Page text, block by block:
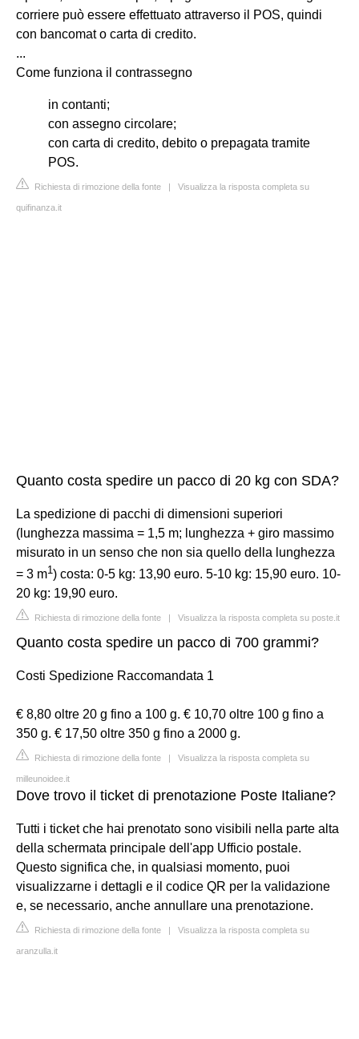
corriere può essere effettuato attraverso il POS, quindi
con bancomat o carta di credito.
...
Come funziona il contrassegno
in contanti;
con assegno circolare;
con carta di credito, debito o prepagata tramite
POS.
Richiesta di rimozione della fonte | Visualizza la risposta completa su
quifinanza.it
Quanto costa spedire un pacco di 20 kg con SDA?
La spedizione di pacchi di dimensioni superiori
(lunghezza massima = 1,5 m; lunghezza + giro massimo
misurato in un senso che non sia quello della lunghezza
= 3 m1 ) costa: 0-5 kg: 13,90 euro. 5-10 kg: 15,90 euro. 10-
20 kg: 19,90 euro.
Richiesta di rimozione della fonte | Visualizza la risposta completa su poste.it
Quanto costa spedire un pacco di 700 grammi?
Costi Spedizione Raccomandata 1
€ 8,80 oltre 20 g fino a 100 g. € 10,70 oltre 100 g fino a
350 g. € 17,50 oltre 350 g fino a 2000 g.
Richiesta di rimozione della fonte | Visualizza la risposta completa su
milleunoidee.it
Dove trovo il ticket di prenotazione Poste Italiane?
Tutti i ticket che hai prenotato sono visibili nella parte alta
della schermata principale dell'app Ufficio postale.
Questo significa che, in qualsiasi momento, puoi
visualizzarne i dettagli e il codice QR per la validazione
e, se necessario, anche annullare una prenotazione.
Richiesta di rimozione della fonte | Visualizza la risposta completa su
aranzulla.it